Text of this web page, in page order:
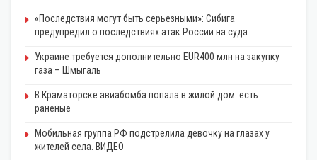
«Последствия могут быть серьезными»: Сибига
предупредил о последствиях атак России на суда
Украине требуется дополнительно EUR400 млн на закупку
газа – Шмыгаль
В Краматорске авиабомба попала в жилой дом: есть
раненые
Мобильная группа РФ подстрелила девочку на глазах у
жителей села. ВИДЕО